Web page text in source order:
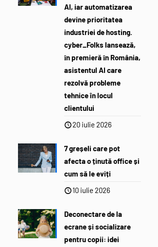
AI, iar automatizarea
devine prioritatea
industriei de hosting.
cyber_Folks lansează,
ȋn premieră ȋn România,
asistentul AI care
rezolvă probleme
tehnice în locul
clientului
20 iulie 2026
7 greșeli care pot
afecta o ținută office și
cum să le eviți
10 iulie 2026
Deconectare de la
ecrane și socializare
pentru copii: idei